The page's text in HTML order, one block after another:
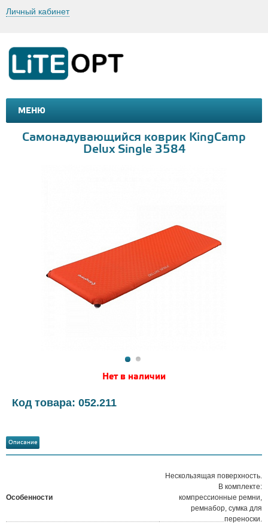
Личный кабинет
МЕНЮ
МАШИНКИ И МОТОЦИКЛЫ
Самонадувающийся коврик KingCamp
Delux Single 3584
Нет в наличии
Код товара: 052.211
Описание
Особенности
Нескользящая поверхность.
В комплекте:
компрессионные ремни,
ремнабор, сумка для
переноски.